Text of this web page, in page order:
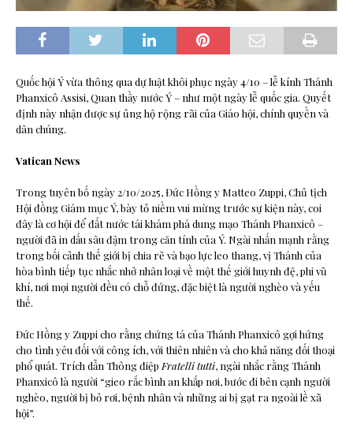
Quốc hội Ý vừa thông qua dự luật khôi phục ngày 4/10 – lễ kính Thánh
Phanxicô Assisi, Quan thầy nước Ý – như một ngày lễ quốc gia. Quyết
định này nhận được sự ủng hộ rộng rãi của Giáo hội, chính quyền và
dân chúng.
Vatican News
Trong tuyên bố ngày 2/10/2025, Đức Hồng y Matteo Zuppi, Chủ tịch
Hội đồng Giám mục Ý, bày tỏ niềm vui mừng trước sự kiện này, coi
đây là cơ hội để đất nước tái khám phá dung mạo Thánh Phanxicô –
người đã in dấu sâu đậm trong căn tính của Ý. Ngài nhấn mạnh rằng
trong bối cảnh thế giới bị chia rẽ và bạo lực leo thang, vị Thánh của
hòa bình tiếp tục nhắc nhở nhân loại về một thế giới huynh đệ, phi vũ
khí, nơi mọi người đều có chỗ đứng, đặc biệt là người nghèo và yếu
thế.
Đức Hồng y Zuppi cho rằng chứng tá của Thánh Phanxicô gợi hứng
cho tình yêu đối với công ích, với thiên nhiên và cho khả năng đối thoại
phổ quát. Trích dẫn Thông điệp Fratelli tutti, ngài nhắc rằng Thánh
Phanxicô là người “gieo rắc bình an khắp nơi, bước đi bên cạnh người
nghèo, người bị bỏ rơi, bệnh nhân và những ai bị gạt ra ngoài lề xã
hội”.